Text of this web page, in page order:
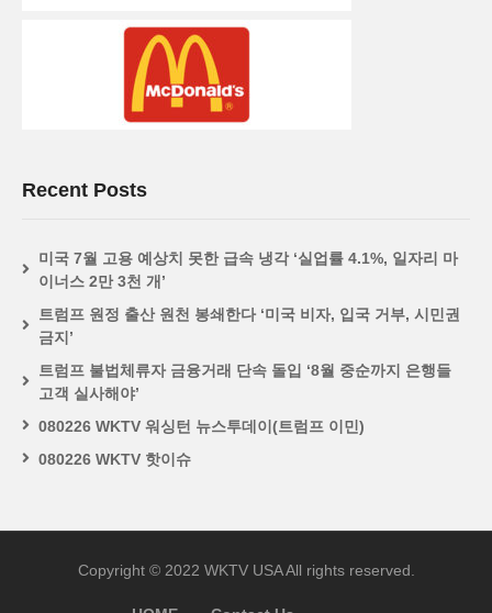
Recent Posts
미국 7월 고용 예상치 못한 급속 냉각 ‘실업률 4.1%, 일자리 마
이너스 2만 3천 개’
트럼프 원정 출산 원천 봉쇄한다 ‘미국 비자, 입국 거부, 시민권
금지’
트럼프 불법체류자 금융거래 단속 돌입 ‘8월 중순까지 은행들
고객 실사해야’
080226 WKTV 워싱턴 뉴스투데이(트럼프 이민)
080226 WKTV 핫이슈
Copyright © 2022 WKTV USA All rights reserved.